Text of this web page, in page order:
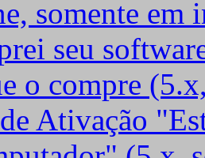
somente em
seu
o compre
Ativação